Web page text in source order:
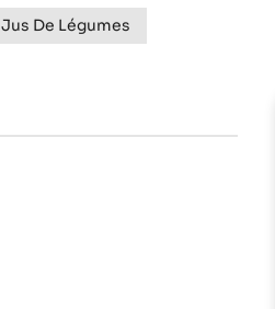
Jus De Légumes